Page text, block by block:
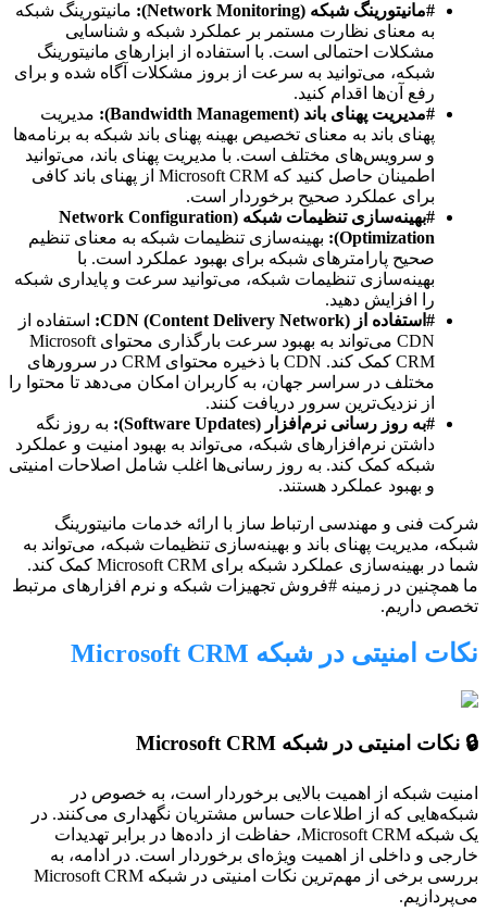
#مانیتورینگ شبکه (Network Monitoring):
مانیتورینگ شبکه
به معنای نظارت مستمر بر عملکرد شبکه و شناسایی
مشکلات احتمالی است. با استفاده از ابزارهای مانیتورینگ
شبکه، می‌توانید به سرعت از بروز مشکلات آگاه شده و برای
رفع آن‌ها اقدام کنید.
#مدیریت پهنای باند (Bandwidth Management):
مدیریت
پهنای باند به معنای تخصیص بهینه پهنای باند شبکه به برنامه‌ها
و سرویس‌های مختلف است. با مدیریت پهنای باند، می‌توانید
اطمینان حاصل کنید که Microsoft CRM از پهنای باند کافی
برای عملکرد صحیح برخوردار است.
#بهینه‌سازی تنظیمات شبکه (Network Configuration
Optimization):
بهینه‌سازی تنظیمات شبکه به معنای تنظیم
صحیح پارامترهای شبکه برای بهبود عملکرد است. با
بهینه‌سازی تنظیمات شبکه، می‌توانید سرعت و پایداری شبکه
را افزایش دهید.
#استفاده از CDN (Content Delivery Network):
استفاده از
CDN می‌تواند به بهبود سرعت بارگذاری محتوای Microsoft
CRM کمک کند. CDN با ذخیره محتوای CRM در سرورهای
مختلف در سراسر جهان، به کاربران امکان می‌دهد تا محتوا را
از نزدیک‌ترین سرور دریافت کنند.
#به روز رسانی نرم‌افزار (Software Updates):
به روز نگه
داشتن نرم‌افزارهای شبکه، می‌تواند به بهبود امنیت و عملکرد
شبکه کمک کند. به روز رسانی‌ها اغلب شامل اصلاحات امنیتی
و بهبود عملکرد هستند.
شرکت فنی و مهندسی ارتباط ساز با ارائه خدمات مانیتورینگ
شبکه، مدیریت پهنای باند و بهینه‌سازی تنظیمات شبکه، می‌تواند به
شما در بهینه‌سازی عملکرد شبکه برای Microsoft CRM کمک کند.
ما همچنین در زمینه #فروش تجهیزات شبکه و نرم افزارهای مرتبط
تخصص داریم.
نکات امنیتی در شبکه Microsoft CRM
🔒 نکات امنیتی در شبکه Microsoft CRM
امنیت شبکه از اهمیت بالایی برخوردار است، به خصوص در
شبکه‌هایی که از اطلاعات حساس مشتریان نگهداری می‌کنند. در
یک شبکه Microsoft CRM، حفاظت از داده‌ها در برابر تهدیدات
خارجی و داخلی از اهمیت ویژه‌ای برخوردار است. در ادامه، به
بررسی برخی از مهم‌ترین نکات امنیتی در شبکه Microsoft CRM
می‌پردازیم.